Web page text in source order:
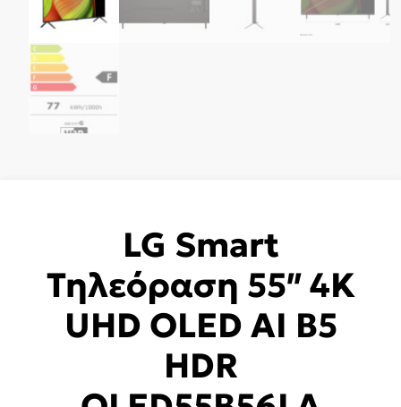
LG Smart
Τηλεόραση 55″ 4K
UHD OLED AI B5
HDR